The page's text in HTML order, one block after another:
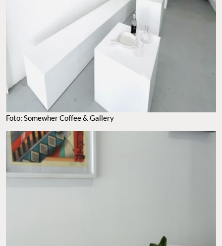
FOTO: SOMEWHER COFFEE & GALLERY